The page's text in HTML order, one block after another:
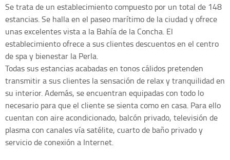
Se trata de un establecimiento compuesto por un total de 148
estancias. Se halla en el paseo marítimo de la ciudad y ofrece
unas excelentes vista a la Bahía de la Concha. El
establecimiento ofrece a sus clientes descuentos en el centro
de spa y bienestar la Perla.
Todas sus estancias acabadas en tonos cálidos pretenden
transmitir a sus clientes la sensación de relax y tranquilidad en
su interior. Además, se encuentran equipadas con todo lo
necesario para que el cliente se sienta como en casa. Para ello
cuentan con aire acondicionado, balcón privado, televisión de
plasma con canales vía satélite, cuarto de baño privado y
servicio de conexión a Internet.